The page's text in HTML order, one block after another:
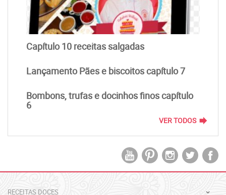
Capítulo 10 receitas salgadas
Lançamento Pães e biscoitos capítulo 7
Bombons, trufas e docinhos finos capítulo
6
VER TODOS forward
RECEITAS DOCES